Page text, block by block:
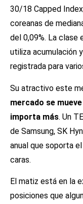
30/18 Capped
coreanas de
del 0,09%. La clase
utiliza acumulación
registrada para
Su atractivo este
mercado se
importa más. Un
de Samsung, SK
anual que soporta
caras.
El matiz está en la
posiciones que